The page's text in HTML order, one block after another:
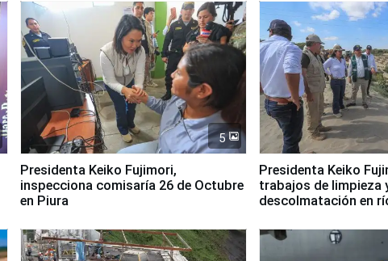
5
Presidenta Keiko Fujimori,
inspecciona comisaría 26 de Octubre
en Piura
Presidenta Keiko
trabajos de limpieza
descolmatación en